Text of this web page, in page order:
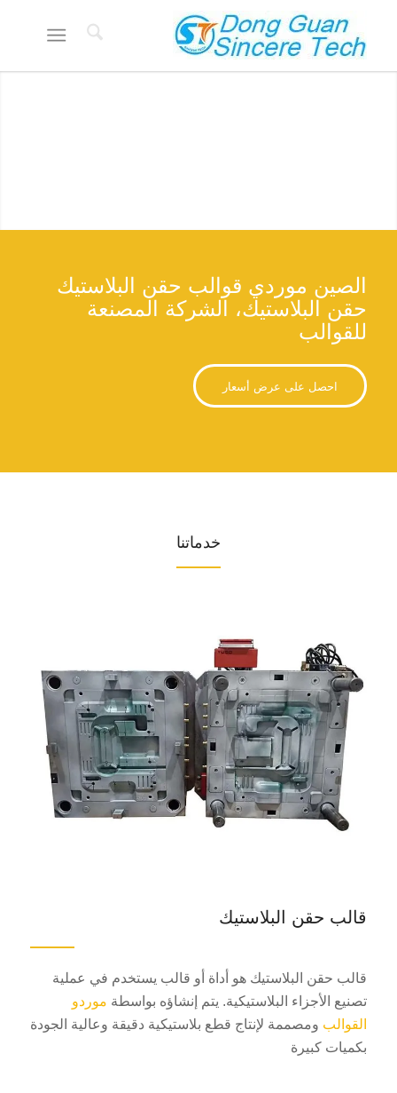
الصين موردي قوالب حقن البلاستيك
حقن البلاستيك، الشركة المصنعة
للقوالب
احصل على عرض أسعار
خدماتنا
قالب حقن البلاستيك
قالب حقن البلاستيك هو أداة أو قالب يستخدم في عملية
تصنيع الأجزاء البلاستيكية. يتم إنشاؤه بواسطة موردو
القوالب ومصممة لإنتاج قطع بلاستيكية دقيقة وعالية الجودة
بكميات كبيرة